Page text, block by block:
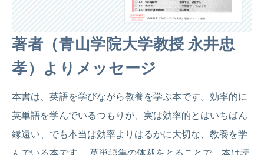
著者（青山学院大学教授 永井忠
孝）よりメッセージ
本書は、英語を学びながら教養を学ぶ本です。効率的に
英単語を学んでいるつもりが、実は効率的とはいちばん
縁遠い、でも本当は効率よりはるかに大切な、教養を学
んでいる本です。 英単語集の体裁をとることで、本は読